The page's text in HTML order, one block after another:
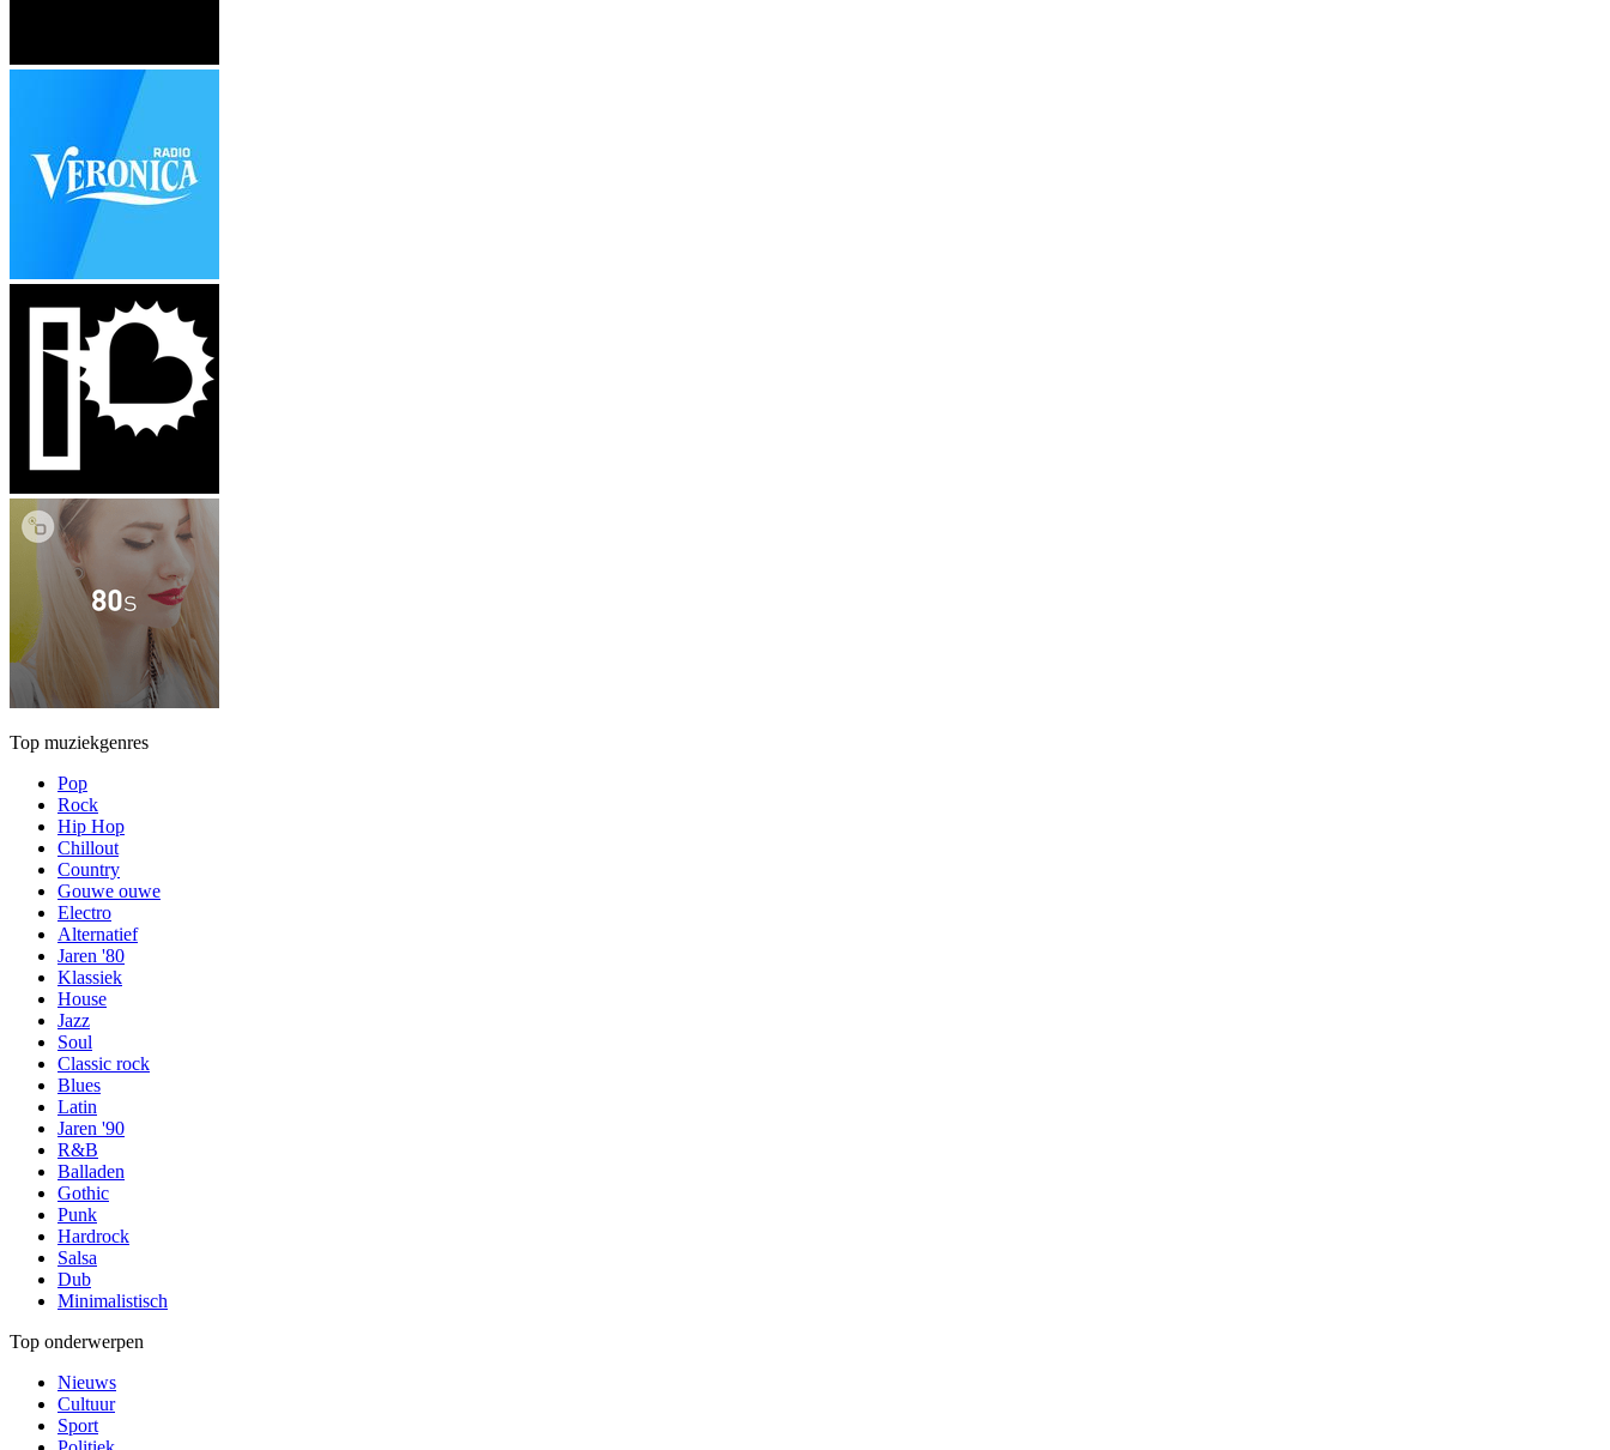
Top muziekgenres
Pop
Rock
Hip Hop
Chillout
Country
Gouwe ouwe
Electro
Alternatief
Jaren '80
Klassiek
House
Jazz
Soul
Classic rock
Blues
Latin
Jaren '90
R&B
Balladen
Gothic
Punk
Hardrock
Salsa
Dub
Minimalistisch
Top onderwerpen
Nieuws
Cultuur
Sport